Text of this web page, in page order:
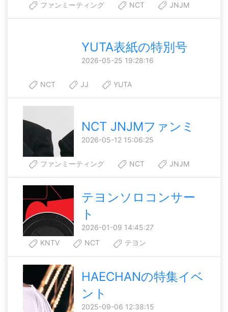
ファンミーティング NCT JNJM
YUTA表紙の特別号
2026-05-25 19:28:16
NCT JJ YUTA
NCT JNJMファンミ
2026-05-12 15:06:25
ファンミーティング NCT JNJM
テヨンソロコンサー
ト
2026-01-09 14:45:27
KNTV
NCT テヨン
HAECHANの特集イベ
ント
2025-09-06 12:38:15